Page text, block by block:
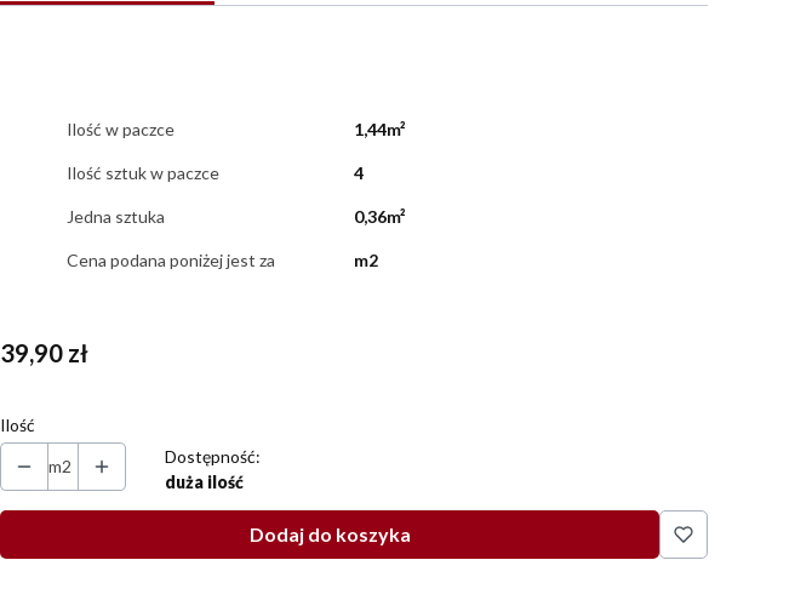
Ilość w paczce 1,44m²
Ilość sztuk w paczce 4
Jedna sztuka 0,36m²
Cena podana poniżej jest za m2
Cena
39,90 zł
Ilość
m2
Dostępność:
duża ilość
Dodaj do koszyka